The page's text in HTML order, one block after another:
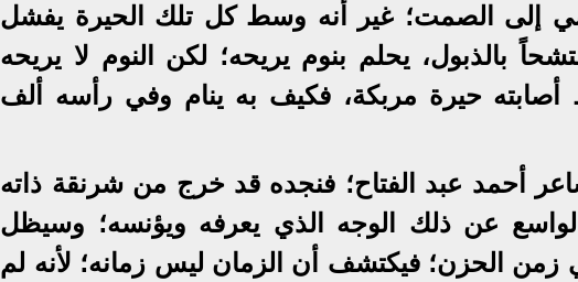
إلى الصمت؛ غير أنه وسط كل تلك الحيرة يفشل
بالذبول، يحلم بنوم يريحه؛ لكن النوم لا يريحه
حيرة مربكة، فكيف به ينام وفي رأسه ألف
أحمد عبد الفتاح؛ فنجده قد خرج من شرنقة ذاته
عن ذلك الوجه الذي يعرفه ويؤنسه؛ وسيظل
الحزن؛ فيكتشف أن الزمان ليس زمانه؛ لأنه لم